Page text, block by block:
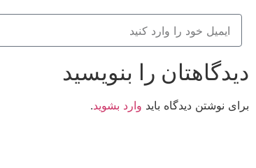
دیدگاهتان را بنویسید
برای نوشتن دیدگاه باید وارد بشوید.